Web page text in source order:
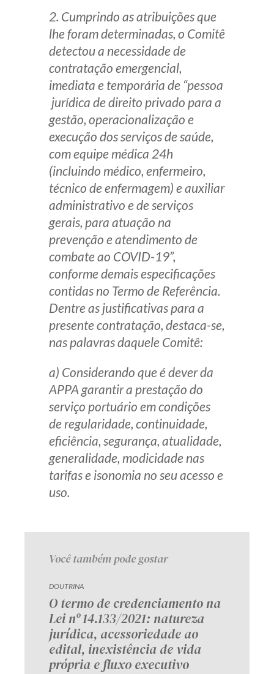
Telefone (41) 2109-8666
Whatsapp (41) 98881-6616
2. Cumprindo as atribuições que
lhe foram determinadas, o Comitê
detectou a necessidade de
contratação emergencial,
imediata e temporária de “pessoa
jurídica de direito privado para a
gestão, operacionalização e
execução dos serviços de saúde,
com equipe médica 24h
(incluindo médico, enfermeiro,
técnico de enfermagem) e auxiliar
administrativo e de serviços
gerais, para atuação na
prevenção e atendimento de
combate ao COVID-19”,
conforme demais especificações
contidas no Termo de Referência.
Dentre as justificativas para a
presente contratação, destaca-se,
nas palavras daquele Comitê:
a) Considerando que é dever da
APPA garantir a prestação do
serviço portuário em condições
de regularidade, continuidade,
eficiência, segurança, atualidade,
generalidade, modicidade nas
tarifas e isonomia no seu acesso e
uso.
Você também pode gostar
DOUTRINA
O termo de credenciamento na
Lei nº 14.133/2021: natureza
jurídica, acessoriedade ao
edital, inexistência de vida
própria e fluxo executivo